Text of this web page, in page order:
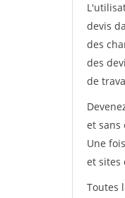
devis
des
des
de
et sans
Une
et sites
Toutes